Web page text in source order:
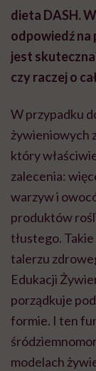
dieta DASH.
odpowiedź na
jest
czy raczej o
W przypadku
żywieniowych
który
zalecenia:
warzyw i
produktów
tłustego.
talerzu
Edukacji
porządkuje
formie. I ten
modelach